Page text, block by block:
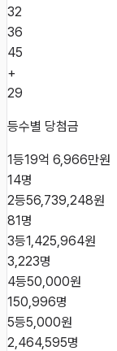
32
36
45
+
29
등수별 당첨금
1등19억 6,966만원
14명
2등56,739,248원
81명
3등1,425,964원
3,223명
4등50,000원
150,996명
5등5,000원
2,464,595명